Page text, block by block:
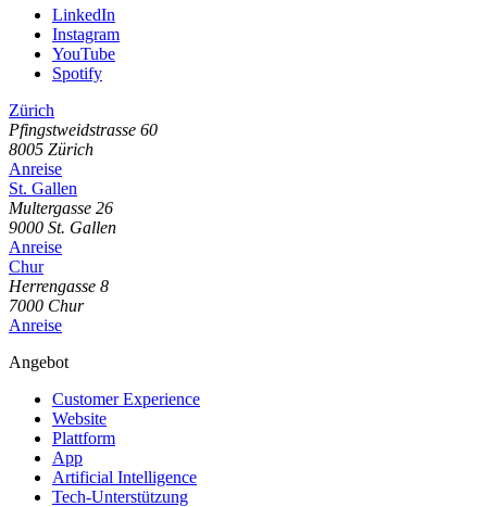
LinkedIn
Instagram
YouTube
Spotify
Zürich
Pfingstweidstrasse 60
8005 Zürich
Anreise
St. Gallen
Multergasse 26
9000 St. Gallen
Anreise
Chur
Herrengasse 8
7000 Chur
Anreise
Angebot
Customer Experience
Website
Plattform
App
Artificial Intelligence
Tech-Unterstützung